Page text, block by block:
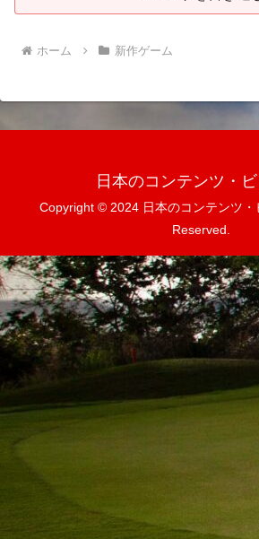
ホーム 新作ゲーム
日本のコンテンツ・
Copyright © 2024 日本のコンテンツ・
Reserved.